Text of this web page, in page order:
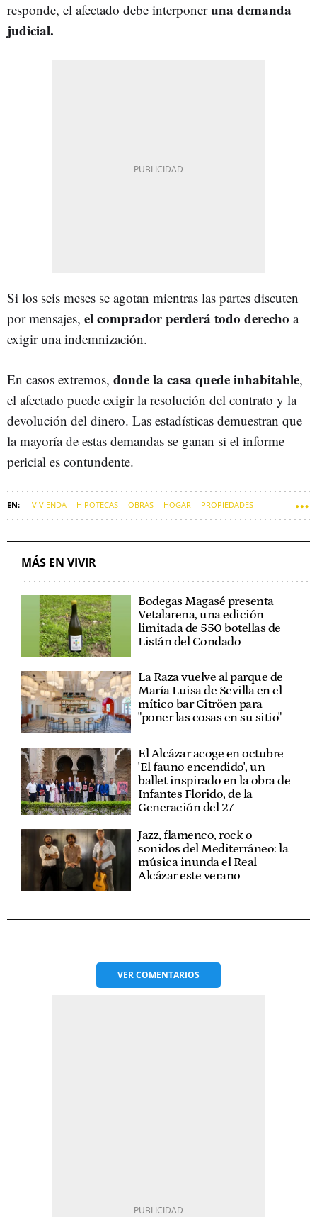
responde, el afectado debe interponeruna demanda
judicial.
Si los seis meses se agotan mientras las partes discuten
por mensajes, el comprador perderá todo derecho a
exigir una indemnización.
En casos extremos, donde la casa quede inhabitable,
el afectado puede exigir la resolución del contrato y la
devolución del dinero. Las estadísticas demuestran que
la mayoría de estas demandas se ganan si el informe
pericial es contundente.
VIVIENDA HIPOTECAS OBRAS HOGAR PROPIEDADES
MÁS EN VIVIR
Bodegas Magasé presenta
Vetalarena, una edición
limitada de 550 botellas de
Listán del Condado
La Raza vuelve al parque de
María Luisa de Sevilla en el
mítico bar Citröen para
"poner las cosas en su sitio"
El Alcázar acoge en octubre
'El fauno encendido', un
ballet inspirado en la obra de
Infantes Florido, de la
Generación del 27
Jazz, flamenco, rock o
sonidos del Mediterráneo: la
música inunda el Real
Alcázar este verano
VERCOMENTARIOS